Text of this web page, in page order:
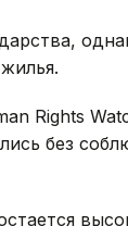
Rights
без